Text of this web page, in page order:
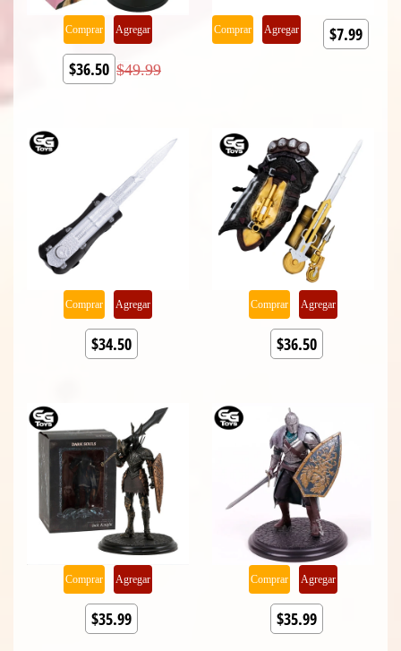
Comprar Agregar
$36.50 $49.99
Comprar Agregar $7.99
Comprar Agregar
$34.50
Comprar Agregar
$36.50
Comprar Agregar
$35.99
Comprar Agregar
$35.99